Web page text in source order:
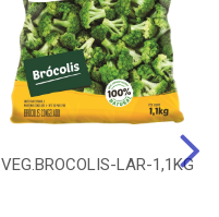
VEG.BROCOLIS-LAR-1,1KG